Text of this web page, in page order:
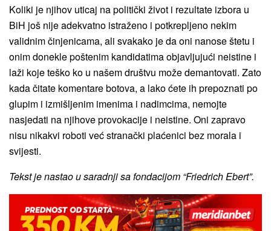
Koliki je njihov uticaj na politički život i rezultate izbora u
BiH još nije adekvatno istraženo i potkrepljeno nekim
validnim činjenicama, ali svakako je da oni nanose štetu i
onim donekle poštenim kandidatima objavljujući neistine i
laži koje teško ko u našem društvu može demantovati. Zato
kada čitate komentare botova, a lako ćete ih prepoznati po
glupim i izmišljenim imenima i nadimcima, nemojte
nasjedati na njihove provokacije i neistine. Oni zapravo
nisu nikakvi roboti već stranački plaćenici bez morala i
svijesti.
Tekst je nastao u saradnji sa fondacijom “Friedrich Ebert”.